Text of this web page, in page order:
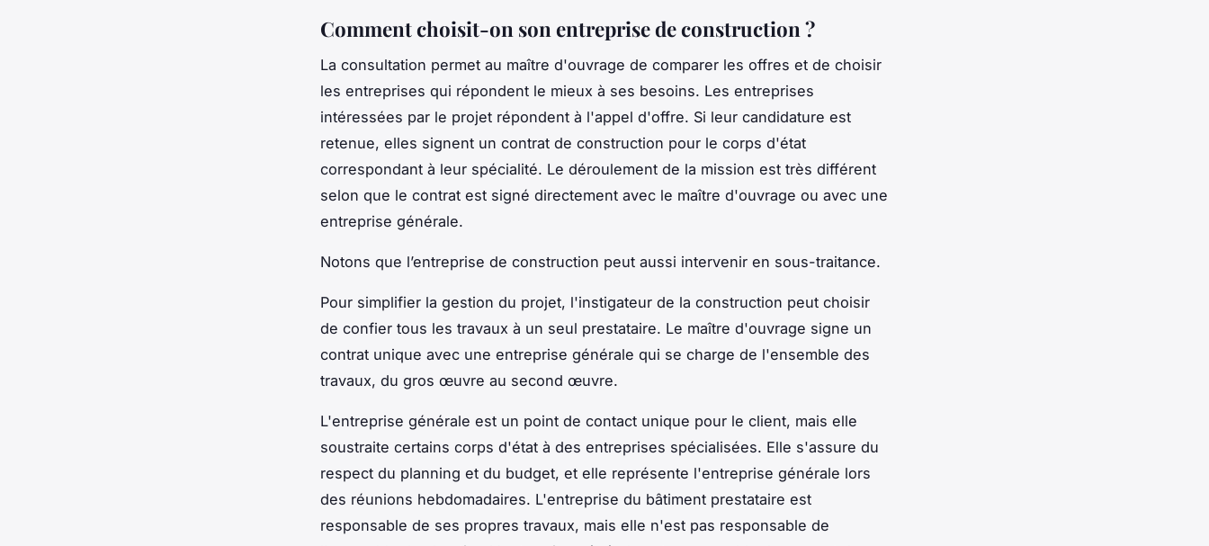
Comment choisit-on son entreprise de construction ?
La consultation permet au maître d'ouvrage de comparer les offres et de choisir
les entreprises qui répondent le mieux à ses besoins. Les entreprises
intéressées par le projet répondent à l'appel d'offre. Si leur candidature est
retenue, elles signent un contrat de construction pour le corps d'état
correspondant à leur spécialité. Le déroulement de la mission est très différent
selon que le contrat est signé directement avec le maître d'ouvrage ou avec une
entreprise générale.
Notons que l’entreprise de construction peut aussi intervenir en sous-traitance.
Pour simplifier la gestion du projet, l'instigateur de la construction peut choisir
de confier tous les travaux à un seul prestataire. Le maître d'ouvrage signe un
contrat unique avec une entreprise générale qui se charge de l'ensemble des
travaux, du gros œuvre au second œuvre.
L'entreprise générale est un point de contact unique pour le client, mais elle
soustraite certains corps d'état à des entreprises spécialisées. Elle s'assure du
respect du planning et du budget, et elle représente l'entreprise générale lors
des réunions hebdomadaires. L'entreprise du bâtiment prestataire est
responsable de ses propres travaux, mais elle n'est pas responsable de